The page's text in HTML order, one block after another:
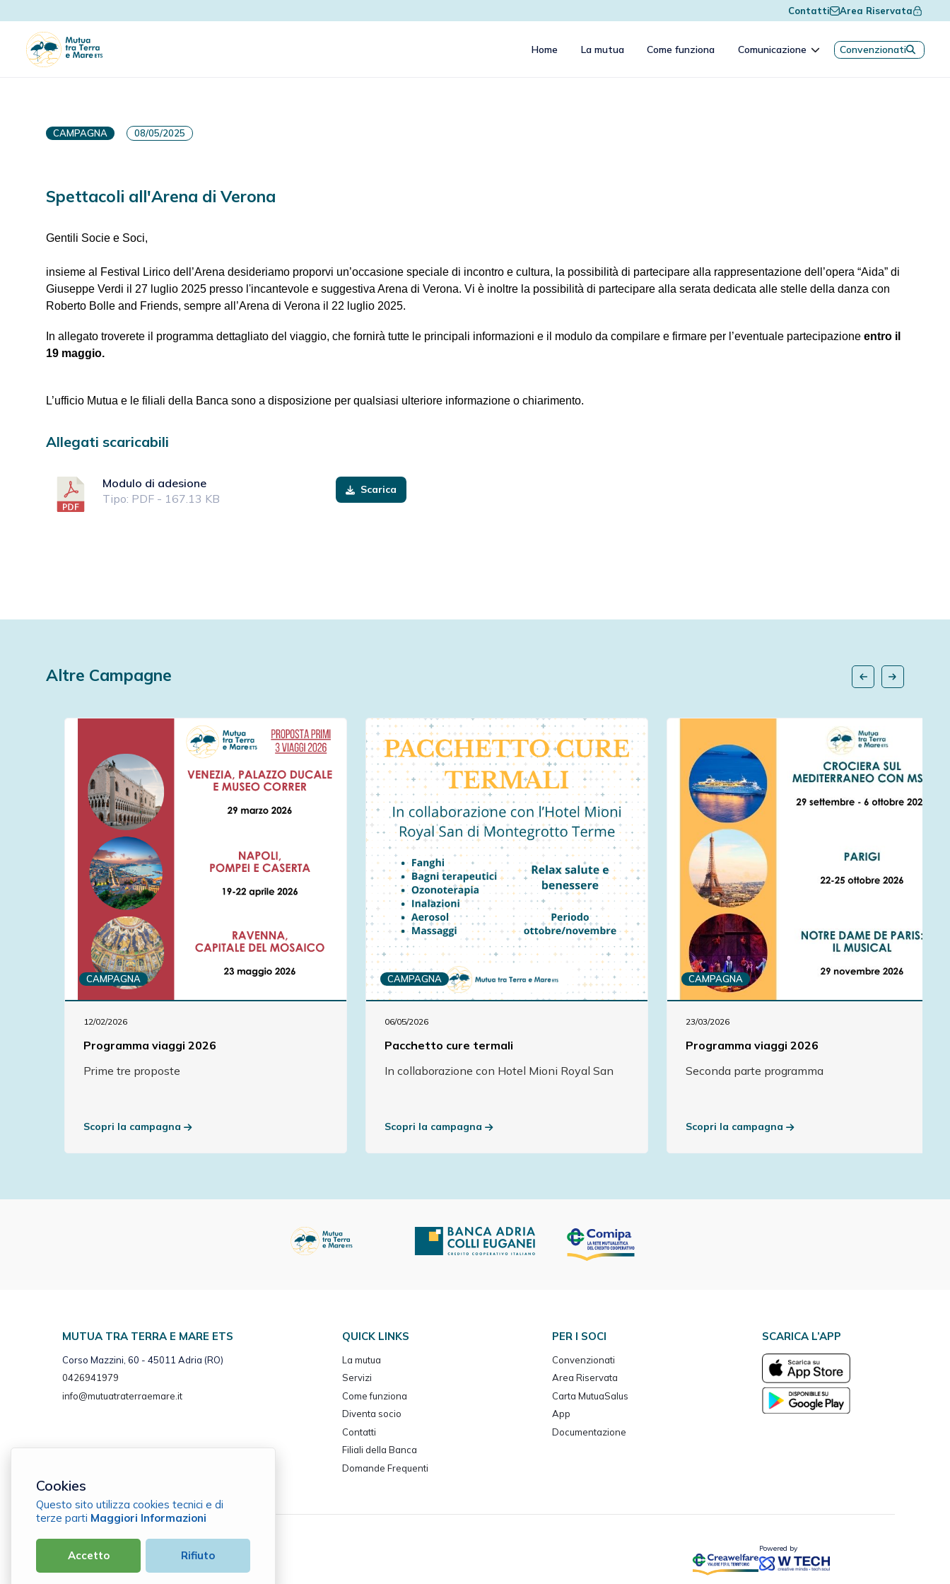
Contatti Area Riservata
Home La mutua Come funziona Comunicazione Convenzionati
CAMPAGNA 08/05/2025
Spettacoli all'Arena di Verona
Gentili Socie e Soci,
insieme al Festival Lirico dell’Arena desideriamo proporvi un’occasione speciale di incontro e cultura, la possibilità di partecipare alla rappresentazione dell’opera “Aida” di
Giuseppe Verdi il 27 luglio 2025 presso l'incantevole e suggestiva Arena di Verona. Vi è inoltre la possibilità di partecipare alla serata dedicata alle stelle della danza con
Roberto Bolle and Friends, sempre all’Arena di Verona il 22 luglio 2025.
In allegato troverete il programma dettagliato del viaggio, che fornirà tutte le principali informazioni e il modulo da compilare e firmare per l’eventuale partecipazione entro il
19 maggio.
L’ufficio Mutua e le filiali della Banca sono a disposizione per qualsiasi ulteriore informazione o chiarimento.
Allegati scaricabili
Modulo di adesione
Tipo: PDF - 167.13 KB
Scarica
Altre Campagne
CAMPAGNA
12/02/2026
Programma viaggi 2026
Prime tre proposte
Scopri la campagna
CAMPAGNA
06/05/2026
Pacchetto cure termali
In collaborazione con Hotel Mioni Royal San
Scopri la campagna
CAMPAGNA
23/03/2026
Programma viaggi 2026
Seconda parte programma
Scopri la campagna
MUTUA TRA TERRA E MARE ETS
Corso Mazzini, 60 - 45011 Adria (RO)
0426941979
info@mutuatraterraemare.it
QUICK LINKS
La mutua
Servizi
Come funziona
Diventa socio
Contatti
Filiali della Banca
Domande Frequenti
PER I SOCI
Convenzionati
Area Riservata
Carta MutuaSalus
App
Documentazione
SCARICA L’APP
Mutua tra Terra e Mare ETS
Powered by
Cookies
Questo sito utilizza cookies tecnici e di
terze parti Maggiori Informazioni
Accetto Rifiuto